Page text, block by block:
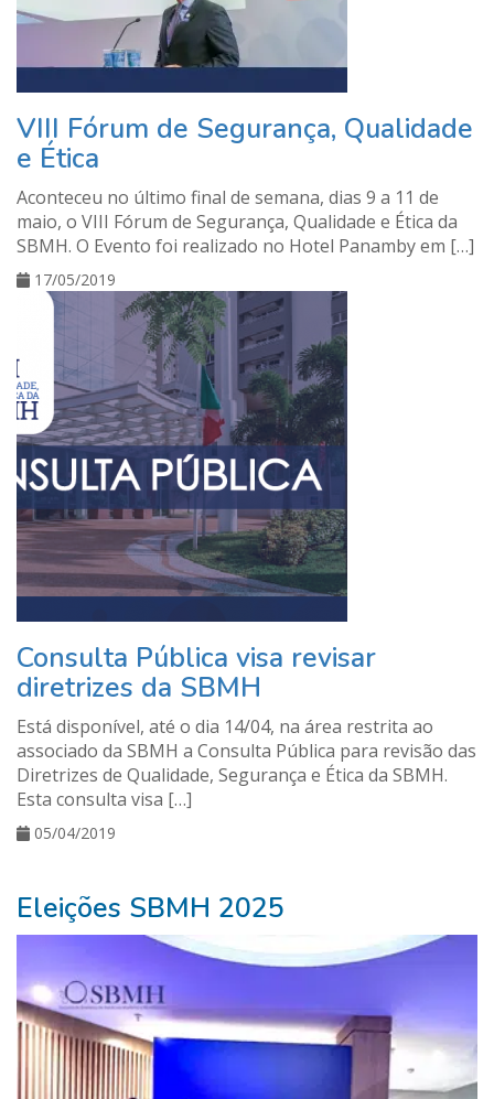
VIII Fórum de Segurança, Qualidade
e Ética
Aconteceu no último final de semana, dias 9 a 11 de
maio, o VIII Fórum de Segurança, Qualidade e Ética da
SBMH. O Evento foi realizado no Hotel Panamby em […]
17/05/2019
Consulta Pública visa revisar
diretrizes da SBMH
Está disponível, até o dia 14/04, na área restrita ao
associado da SBMH a Consulta Pública para revisão das
Diretrizes de Qualidade, Segurança e Ética da SBMH.
Esta consulta visa […]
05/04/2019
Eleições SBMH 2025